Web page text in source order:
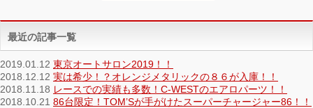
最近の記事一覧
2019.01.12 東京オートサロン2019！！
2018.12.12 実は希少！？オレンジメタリックの８６が入庫！！
2018.11.18 レースでの実績も多数！C-WESTのエアロパーツ！！
2018.10.21 86台限定！TOM’Sが手がけたスーパーチャージャー86！！